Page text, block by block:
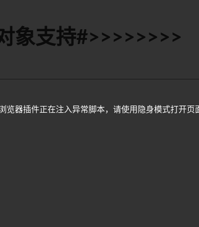
象支持#>>>>>>>>
览器插件正在注入异常脚本，请使用隐身模式打开页